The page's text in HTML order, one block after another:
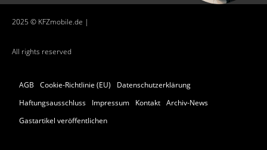
2025 © KFZmobile.de |
All rights reserved
AGB Cookie-Richtlinie (EU)
Datenschutzerklärung
Haftungsausschluss
Impressum Kontakt Archiv-News
Gastartikel veröffentlichen